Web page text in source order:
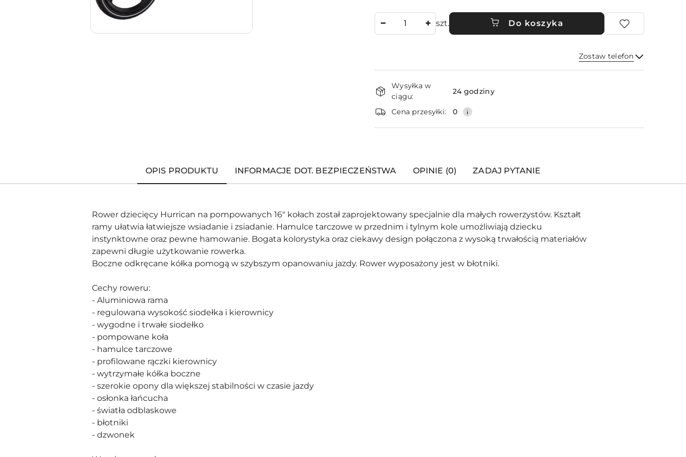
szt. Do koszyka
Zostaw telefon
Wyślij
Dostępność
i
dostawa
Wysyłka w
ciągu:
24 godziny
Cena przesyłki: 0
OPIS PRODUKTU INFORMACJE DOT. BEZPIECZEŃSTWA OPINIE (0) ZADAJ PYTANIE
Rower dziecięcy Hurrican na pompowanych 16" kołach został zaprojektowany specjalnie dla małych rowerzystów. Kształt
ramy ułatwia łatwiejsze wsiadanie i zsiadanie. Hamulce tarczowe w przednim i tylnym kole umożliwiają dziecku
instynktowne oraz pewne hamowanie. Bogata kolorystyka oraz ciekawy design połączona z wysoką trwałością materiałów
zapewni długie użytkowanie rowerka.
Boczne odkręcane kółka pomogą w szybszym opanowaniu jazdy. Rower wyposażony jest w błotniki.
Cechy roweru:
- Aluminiowa rama
- regulowana wysokość siodełka i kierownicy
- wygodne i trwałe siodełko
- pompowane koła
- hamulce tarczowe
- profilowane rączki kierownicy
- wytrzymałe kółka boczne
- szerokie opony dla większej stabilności w czasie jazdy
- osłonka łańcucha
- światła odblaskowe
- błotniki
- dzwonek